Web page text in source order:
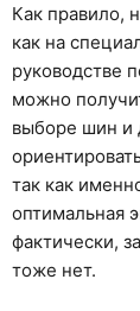
Как правило,
как на
руководстве
можно
выборе шин и
так как
оптимальная
фактически,
тоже нет.